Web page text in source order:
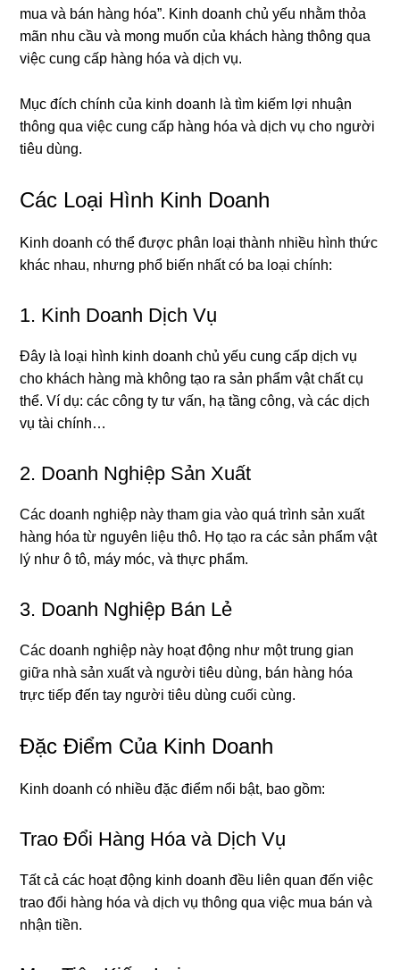
mua và bán hàng hóa”. Kinh doanh chủ yếu nhằm thỏa
mãn nhu cầu và mong muốn của khách hàng thông qua
việc cung cấp hàng hóa và dịch vụ.
Mục đích chính của kinh doanh là tìm kiếm lợi nhuận
thông qua việc cung cấp hàng hóa và dịch vụ cho người
tiêu dùng.
Các Loại Hình Kinh Doanh
Kinh doanh có thể được phân loại thành nhiều hình thức
khác nhau, nhưng phổ biến nhất có ba loại chính:
1. Kinh Doanh Dịch Vụ
Đây là loại hình kinh doanh chủ yếu cung cấp dịch vụ
cho khách hàng mà không tạo ra sản phẩm vật chất cụ
thể. Ví dụ: các công ty tư vấn, hạ tầng công, và các dịch
vụ tài chính…
2. Doanh Nghiệp Sản Xuất
Các doanh nghiệp này tham gia vào quá trình sản xuất
hàng hóa từ nguyên liệu thô. Họ tạo ra các sản phẩm vật
lý như ô tô, máy móc, và thực phẩm.
3. Doanh Nghiệp Bán Lẻ
Các doanh nghiệp này hoạt động như một trung gian
giữa nhà sản xuất và người tiêu dùng, bán hàng hóa
trực tiếp đến tay người tiêu dùng cuối cùng.
Đặc Điểm Của Kinh Doanh
Kinh doanh có nhiều đặc điểm nổi bật, bao gồm:
Trao Đổi Hàng Hóa và Dịch Vụ
Tất cả các hoạt động kinh doanh đều liên quan đến việc
trao đổi hàng hóa và dịch vụ thông qua việc mua bán và
nhận tiền.